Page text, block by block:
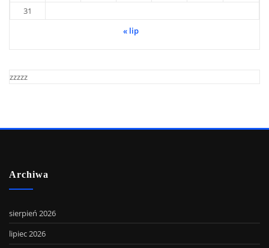
31
« lip
zzzzz
Archiwa
sierpień 2026
lipiec 2026